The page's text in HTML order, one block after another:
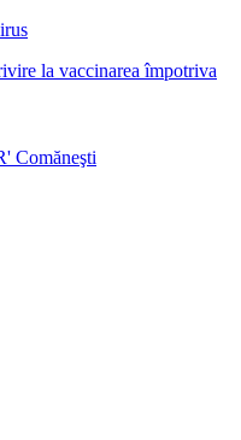
la vaccinarea împotriva